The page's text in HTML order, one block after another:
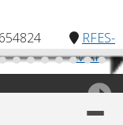
RFES-
MAP